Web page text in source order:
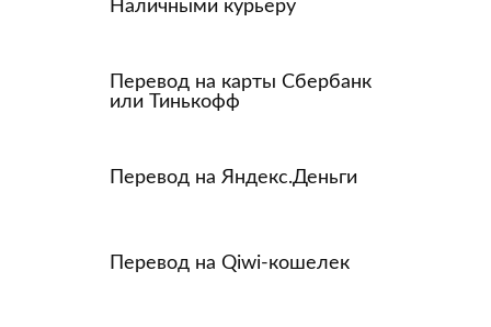
Наличными курьеру
Перевод на карты Сбербанк
или Тинькофф
Перевод на Яндекс.Деньги
Перевод на Qiwi-кошелек